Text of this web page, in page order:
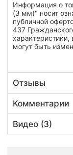
Информация о
(3 мм)" носит
публичной
437
могут быть
Отзывы
Комментарии
Видео (3)